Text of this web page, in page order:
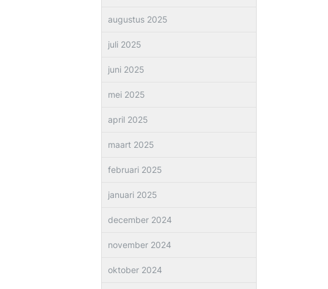
augustus 2025
juli 2025
juni 2025
mei 2025
april 2025
maart 2025
februari 2025
januari 2025
december 2024
november 2024
oktober 2024